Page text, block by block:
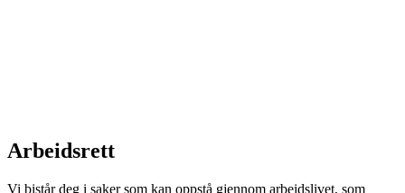
Arbeidsrett
Vi bistår deg i saker som kan oppstå gjennom arbeidslivet, som